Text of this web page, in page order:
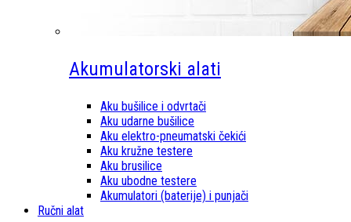
Akumulatorski alati
Aku bušilice i odvrtači
Aku udarne bušilice
Aku elektro-pneumatski čekići
Aku kružne testere
Aku brusilice
Aku ubodne testere
Akumulatori (baterije) i punjači
Ručni alat